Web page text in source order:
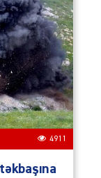
4911